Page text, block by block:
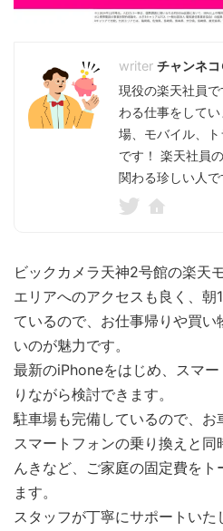
チャンネ
現役の楽天社員
わる仕事をして
場、モバイル、
です！ 楽天社員
関わる珍しい人で
ビックカメラ天神2号館の楽天
エリアへのアクセスも良く、朝
ているので、お仕事帰りや買
いのが魅力です。
最新のiPhoneをはじめ、スマ
りながら検討できます。
駐車場も完備しているので、お
スマートフォンの乗り換えと
んきなど、ご家庭の固定費をト
ます。
スタッフが丁寧にサポートい